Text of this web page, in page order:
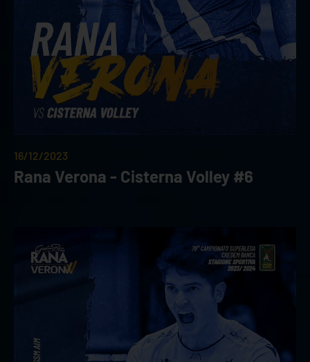
16/12/2023
Rana Verona - Cisterna Volley #6